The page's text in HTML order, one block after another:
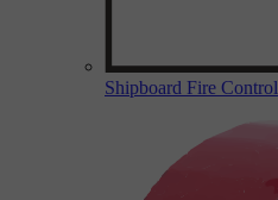
Shipboard Fire Control